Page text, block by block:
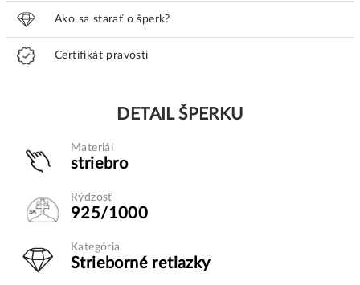
Ako sa starať o šperk?
Certifikát pravosti
DETAIL ŠPERKU
Materiál
striebro
Rýdzosť
925/1000
Kategória
Strieborné retiazky